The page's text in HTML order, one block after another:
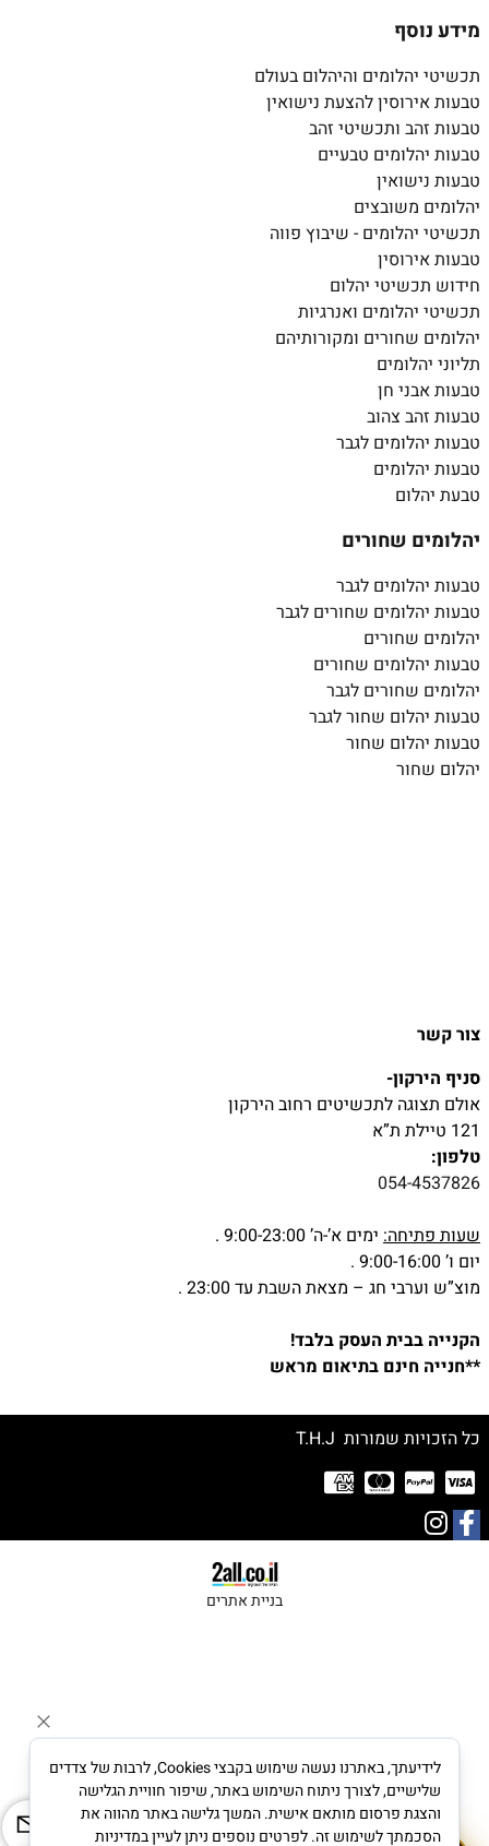
מידע נוסף
תכשיטי יהלומים והיהלום בעולם
טבעות אירוסין להצעת נישואין
טבעות זהב ותכשיטי זהב
טבעות יהלומים טבעיים
טבעות נישואין
יהלומים משובצים
תכשיטי יהלומים - שיבוץ פווה
טבעות אירוסין
חידוש תכשיטי יהלום
תכשיטי יהלומים ואנרגיות
יהלומים שחורים ומקורותיהם
תליוני יהלומים
טבעות אבני חן
טבעות זהב צהוב
טבעות יהלומים לגבר
טבעות יהלומים
טבעת יהלום
יהלומים שחורים
טבעות יהלומים לגבר
טבעות יהלומים שחורים לגבר
יהלומים שחורים
טבעות יהלומים שחורים
יהלומים שחורים לגבר
טבעות יהלום שחור לגבר
טבעות יהלום שחור
יהלום שחור
צור קשר
סניף הירקון-
אולם תצוגה לתכשיטים רחוב הירקון
121 טיילת ת”א
טלפון:
054-4537826
שעות פתיחה: ימים א’-ה’ 9:00-23:00 .
יום ו’ 9:00-16:00 .
מוצ”ש וערבי חג – מצאת השבת עד 23:00 .
הקנייה בבית העסק בלבד!
**חנייה חינם בתיאום מראש
כל הזכויות שמורות T.H.J
בניית אתרים
לידיעתך, באתרנו נעשה שימוש בקבצי Cookies, לרבות של צדדים
שלישיים, לצורך ניתוח השימוש באתר, שיפור חוויית הגלישה
והצגת פרסום מותאם אישית. המשך גלישה באתר מהווה את
הסכמתך לשימוש זה. לפרטים נוספים ניתן לעיין במדיניות